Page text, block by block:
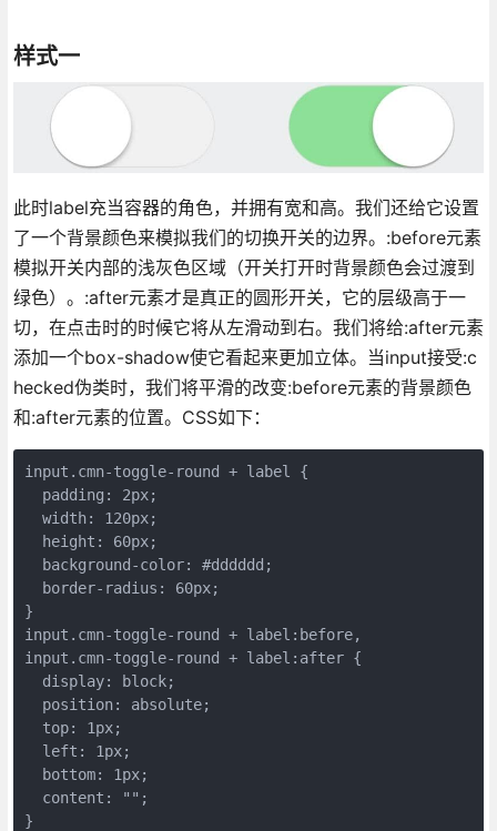
样式一
此时label充当容器的角色，并拥有宽和高。我们还给它设置
了一个背景颜色来模拟我们的切换开关的边界。:before元素
模拟开关内部的浅灰色区域（开关打开时背景颜色会过渡到
绿色）。:after元素才是真正的圆形开关，它的层级高于一
切，在点击时的时候它将从左滑动到右。我们将给:after元素
添加一个box-shadow使它看起来更加立体。当input接受:c
hecked伪类时，我们将平滑的改变:before元素的背景颜色
和:after元素的位置。CSS如下：
input.cmn-toggle-round + label {
  padding: 2px;
  width: 120px;
  height: 60px;
  background-color: #dddddd;
  border-radius: 60px;
}
input.cmn-toggle-round + label:before,
input.cmn-toggle-round + label:after {
  display: block;
  position: absolute;
  top: 1px;
  left: 1px;
  bottom: 1px;
  content: "";
}